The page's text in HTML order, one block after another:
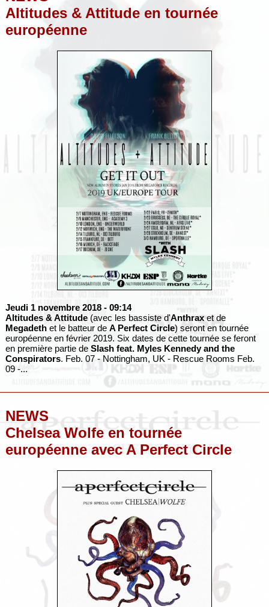
Altitudes & Attitude en tournée
européenne
Jeudi 1 novembre 2018 - 09:14
Altitudes & Attitude(avec les bassiste d'Anthraxet de
Megadethet le batteur de A Perfect Circle) seront en tournée
européenne en février 2019. Six dates de cette tournée se feront
en première partie de Slashfeat. Myles Kennedyand the
Conspirators. Feb. 07 - Nottingham, UK - Rescue Rooms Feb.
09 -...
NEWS
Chelsea Wolfe en tournée
européenne avec A Perfect Circle